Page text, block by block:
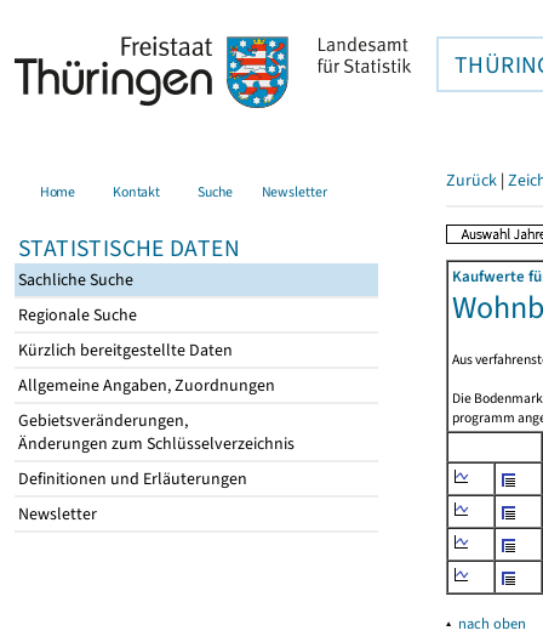
Home Kontakt Suche Newsletter
STATISTISCHE DATEN
Sachliche Suche
Regionale Suche
Kürzlich bereitgestellte Daten
Allgemeine Angaben, Zuordnungen
Gebietsveränderungen,
Änderungen zum Schlüsselverzeichnis
Definitionen und Erläuterungen
Newsletter
Zurück |
Kaufwerte
Aus
Die
programm
▴ nach oben